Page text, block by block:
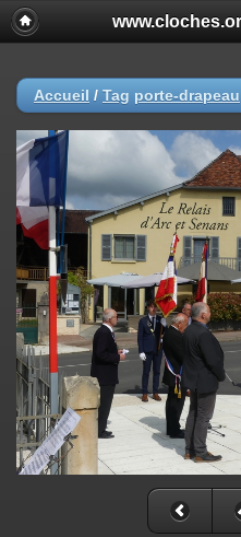
Accueil / Tag porte-drapeau